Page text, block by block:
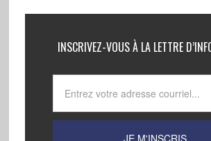
INSCRIVEZ-VOUS À LA LETTRE